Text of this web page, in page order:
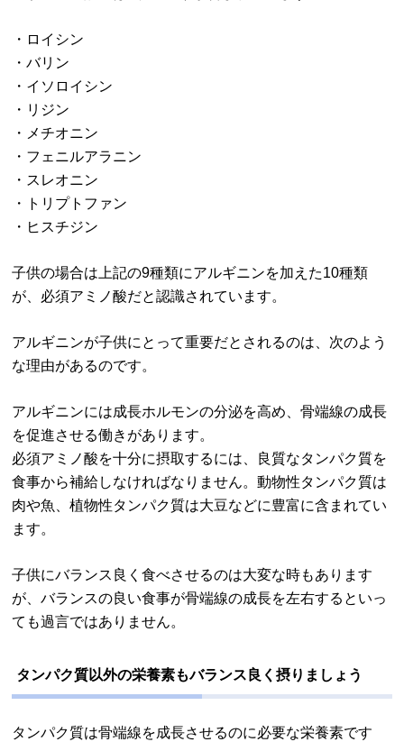
・ロイシン
・バリン
・イソロイシン
・リジン
・メチオニン
・フェニルアラニン
・スレオニン
・トリプトファン
・ヒスチジン
子供の場合は上記の9種類にアルギニンを加えた10種類
が、必須アミノ酸だと認識されています。
アルギニンが子供にとって重要だとされるのは、次のよう
な理由があるのです。
アルギニンには成長ホルモンの分泌を高め、骨端線の成長
を促進させる働きがあります。
必須アミノ酸を十分に摂取するには、良質なタンパク質を
食事から補給しなければなりません。動物性タンパク質は
肉や魚、植物性タンパク質は大豆などに豊富に含まれてい
ます。
子供にバランス良く食べさせるのは大変な時もあります
が、バランスの良い食事が骨端線の成長を左右するといっ
ても過言ではありません。
タンパク質以外の栄養素もバランス良く摂りましょう
タンパク質は骨端線を成長させるのに必要な栄養素です